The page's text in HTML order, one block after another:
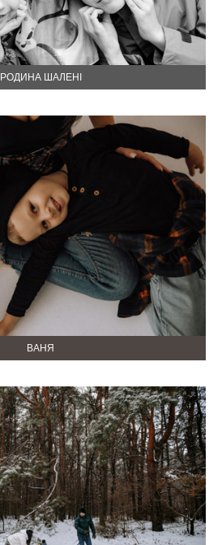
РОДИНА ШАЛЕНІ
ВАНЯ